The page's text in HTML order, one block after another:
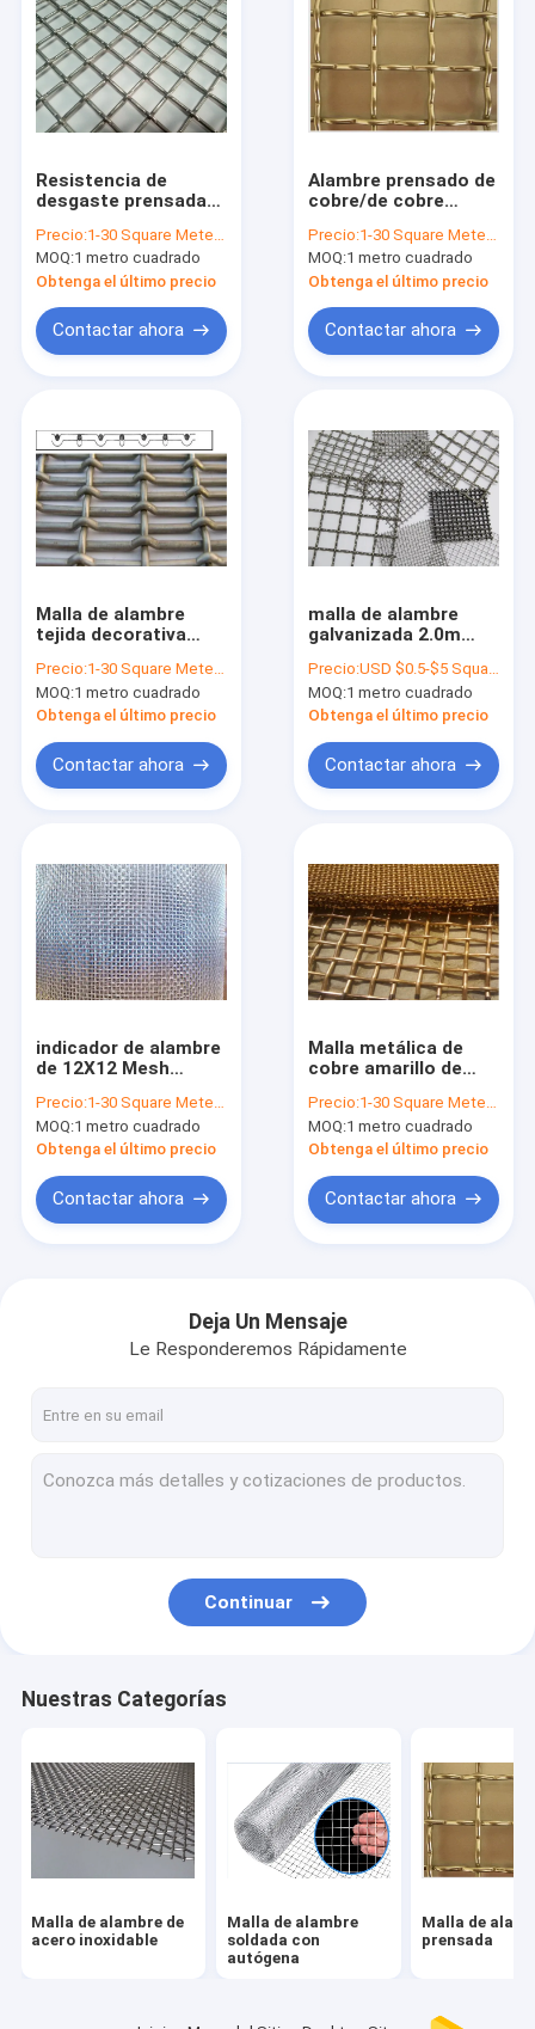
Productos
Sobre nosotros
Viaje de la fábrica
Noticias
Pida una cita
Malla de alambre soldada con autógena
Malla de alambre de cobre amarillo
Pantalla de acero inoxidable del insecto
Malla metálica arquitectónica
Malla de alambre hecha punto
Malla metálica ampliada
Resistencia de
desgaste prensada
Carbon Steel Surface
Untreatment del
alambre
Precio:1-30 Square Meter $2/Square Meter >30 Square Meters $1/Square Meter
MOQ:1 metro cuadrado
Obtenga el último precio
Contactar ahora
Alambre prensado de
cobre/de cobre
Opening Acid
Resistant para los
gabinetes
Precio:1-30 Square Meter $15/Square Meter >30 Square Meters $13/Square Meter
MOQ:1 metro cuadrado
Obtenga el último precio
Contactar ahora
Malla de alambre
tejida decorativa
el color de la longitud
de rollo de los 30m
modificó para
particulares
Precio:1-30 Square Meter $12/Square Meter >30 Square Meters $10/Square Meter
MOQ:1 metro cuadrado
Obtenga el último precio
Contactar ahora
malla de alambre
galvanizada 2.0m
Mesh Square Hole
Precio:USD $0.5-$5 Square Meter
MOQ:1 metro cuadrado
Obtenga el último precio
Contactar ahora
indicador de alambre
de 12X12 Mesh
Wire Mesh 0.3mm-
0.9m m
Precio:1-30 Square Meter $3/Square Meter >30 Square Meters $2/Square Meter
MOQ:1 metro cuadrado
Obtenga el último precio
Contactar ahora
Malla metálica de
cobre amarillo de
decorativa de Mesh
Screen Square Hole
Crimped
Precio:1-30 Square Meter $2/Square Meter >30 Square Meters $1/Square Meter
MOQ:1 metro cuadrado
Obtenga el último precio
Contactar ahora
Deja Un Mensaje
Le Responderemos Rápidamente
Continuar
Nuestras Categorías
Malla de alambre de
acero inoxidable
Malla de alambre
soldada con
autógena
Malla de
prensada